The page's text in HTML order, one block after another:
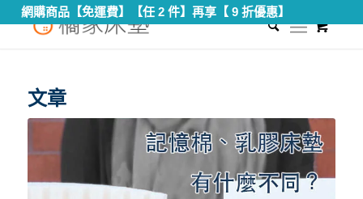
網購商品【免運費】【任 2 件】再享【 9 折優惠】
您現在的位置： 首頁 /矽膠床墊
文章